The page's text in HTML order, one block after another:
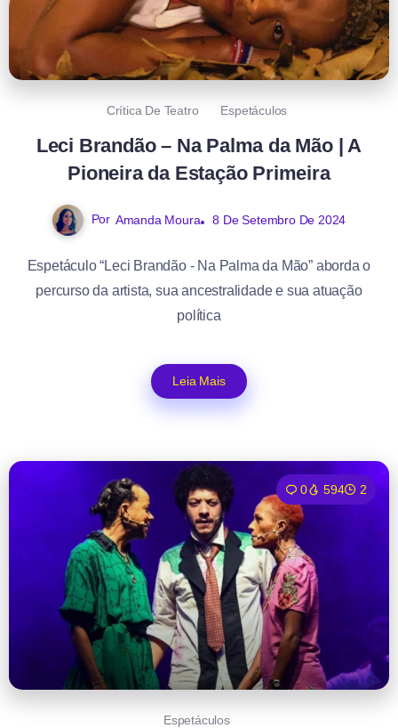
Crítica De Teatro Espetáculos
Leci Brandão – Na Palma da Mão | A
Pioneira da Estação Primeira
Por Amanda Moura 8 De Setembro De 2024
Espetáculo “Leci Brandão - Na Palma da Mão” aborda o
percurso da artista, sua ancestralidade e sua atuação
política
Leia Mais
0 594 2
Espetáculos